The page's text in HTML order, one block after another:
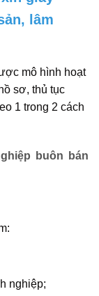
lâm
mô hình hoạt
sơ, thủ tục
1 trong 2 cách
buôn bán
nghiệp;